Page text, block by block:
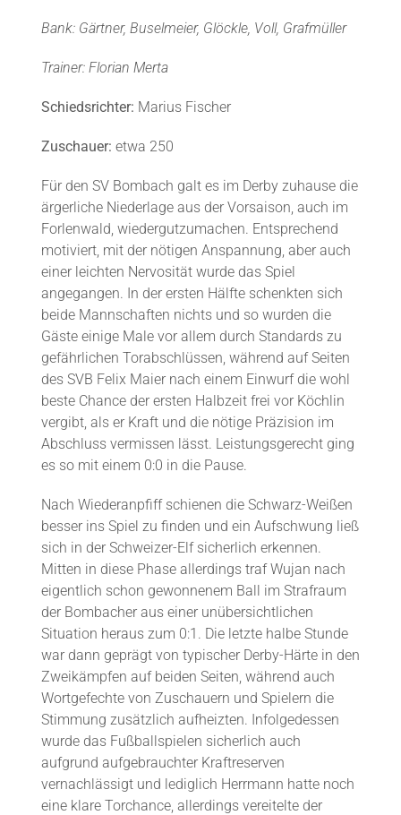
Bank: Gärtner, Buselmeier, Glöckle, Voll, Grafmüller
Trainer: Florian Merta
Schiedsrichter: Marius Fischer
Zuschauer: etwa 250
Für den SV Bombach galt es im Derby zuhause die
ärgerliche Niederlage aus der Vorsaison, auch im
Forlenwald, wiedergutzumachen. Entsprechend
motiviert, mit der nötigen Anspannung, aber auch
einer leichten Nervosität wurde das Spiel
angegangen. In der ersten Hälfte schenkten sich
beide Mannschaften nichts und so wurden die
Gäste einige Male vor allem durch Standards zu
gefährlichen Torabschlüssen, während auf Seiten
des SVB Felix Maier nach einem Einwurf die wohl
beste Chance der ersten Halbzeit frei vor Köchlin
vergibt, als er Kraft und die nötige Präzision im
Abschluss vermissen lässt. Leistungsgerecht ging
es so mit einem 0:0 in die Pause.
Nach Wiederanpfiff schienen die Schwarz-Weißen
besser ins Spiel zu finden und ein Aufschwung ließ
sich in der Schweizer-Elf sicherlich erkennen.
Mitten in diese Phase allerdings traf Wujan nach
eigentlich schon gewonnenem Ball im Strafraum
der Bombacher aus einer unübersichtlichen
Situation heraus zum 0:1. Die letzte halbe Stunde
war dann geprägt von typischer Derby-Härte in den
Zweikämpfen auf beiden Seiten, während auch
Wortgefechte von Zuschauern und Spielern die
Stimmung zusätzlich aufheizten. Infolgedessen
wurde das Fußballspielen sicherlich auch
aufgrund aufgebrauchter Kraftreserven
vernachlässigt und lediglich Herrmann hatte noch
eine klare Torchance, allerdings vereitelte der